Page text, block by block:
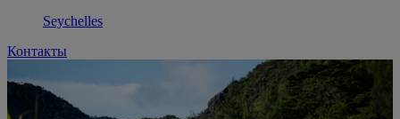
Seychelles
Контакты